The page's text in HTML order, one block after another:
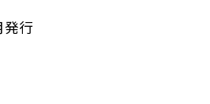
発行